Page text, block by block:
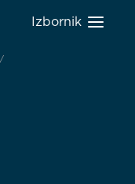
Izbornik